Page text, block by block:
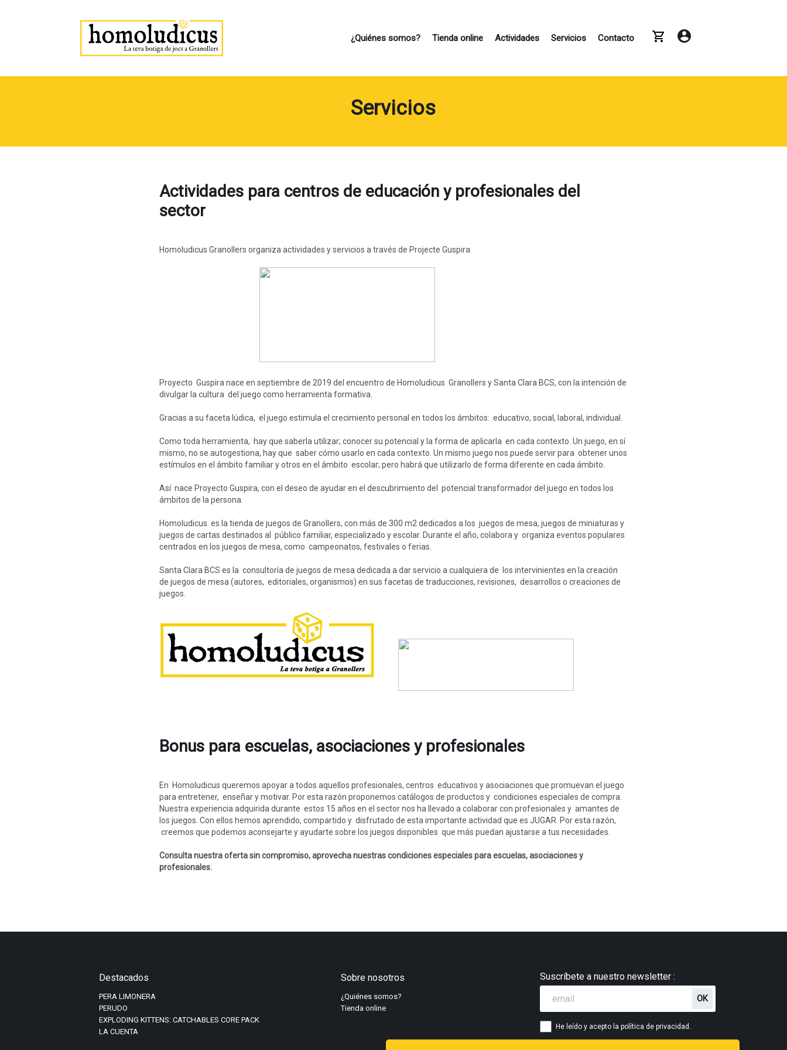
usuario o puedes registrarte y guardar tus datos para
¿Quiénes somos? Tienda online Actividades Servicios Contacto
Servicios
Actividades para centros de educación y profesionales del
sector
Homoludicus Granollers organiza actividades y servicios a través de Projecte Guspira
Proyecto Guspira nace en septiembre de 2019 del encuentro de Homoludicus Granollers y Santa Clara BCS, con la intención de
divulgar la cultura del juego como herramienta formativa.
Gracias a su faceta lúdica, el juego estimula el crecimiento personal en todos los ámbitos: educativo, social, laboral, individual.
Como toda herramienta, hay que saberla utilizar; conocer su potencial y la forma de aplicarla en cada contexto. Un juego, en sí
mismo, no se autogestiona, hay que saber cómo usarlo en cada contexto. Un mismo juego nos puede servir para obtener unos
estímulos en el ámbito familiar y otros en el ámbito escolar; pero habrá que utilizarlo de forma diferente en cada ámbito.
Así nace Proyecto Guspira, con el deseo de ayudar en el descubrimiento del potencial transformador del juego en todos los
ámbitos de la persona.
Homoludicus es la tienda de juegos de Granollers, con más de 300 m2 dedicados a los juegos de mesa, juegos de miniaturas y
juegos de cartas destinados al público familiar, especializado y escolar. Durante el año, colabora y organiza eventos populares
centrados en los juegos de mesa, como campeonatos, festivales o ferias.
Santa Clara BCS es la consultoría de juegos de mesa dedicada a dar servicio a cualquiera de los intervinientes en la creación
de juegos de mesa (autores, editoriales, organismos) en sus facetas de traducciones, revisiones, desarrollos o creaciones de
juegos.
Bonus para escuelas, asociaciones y profesionales
En Homoludicus queremos apoyar a todos aquellos profesionales, centros educativos y asociaciones que promuevan el juego
para entretener, enseñar y motivar. Por esta razón proponemos catálogos de productos y condiciones especiales de compra.
Nuestra experiencia adquirida durante estos 15 años en el sector nos ha llevado a colaborar con profesionales y amantes de
los juegos. Con ellos hemos aprendido, compartido y disfrutado de esta importante actividad que es JUGAR. Por esta razón,
creemos que podemos aconsejarte y ayudarte sobre los juegos disponibles que más puedan ajustarse a tus necesidades.
Consulta nuestra oferta sin compromiso, aprovecha nuestras condiciones especiales para escuelas, asociaciones y
profesionales.
Destacados
PERA LIMONERA
PERUDO
EXPLODING KITTENS: CATCHABLES CORE PACK
LA CUENTA
Sobre nosotros
¿Quiénes somos?
Tienda online
Suscríbete a nuestro newsletter :
He leído y acepto la política de privacidad.